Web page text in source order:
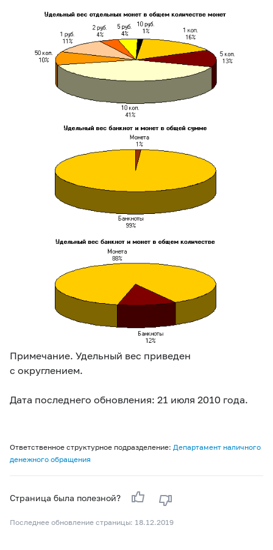
Примечание. Удельный вес приведен
с округлением.
Дата последнего обновления: 21 июля 2010 года.
Ответственное структурное подразделение: Департамент наличного
денежного обращения
Страница была полезной?
Последнее обновление страницы: 18.12.2019